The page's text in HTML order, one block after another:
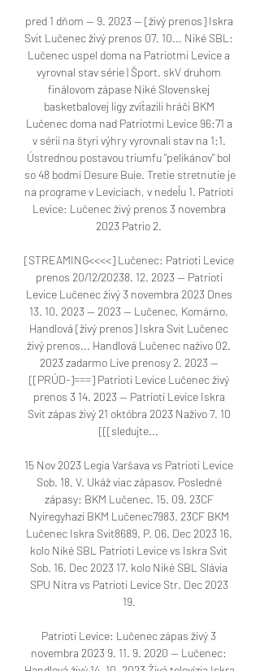
pred 1 dňom — 9. 2023 — [živý prenos] Iskra
Svit Lučenec živý prenos 07. 10... Niké SBL:
Lučenec uspel doma na Patriotmi Levice a
vyrovnal stav série | Šport. skV druhom
finálovom zápase Niké Slovenskej
basketbalovej ligy zvíťazili hráči BKM
Lučenec doma nad Patriotmi Levice 96:71 a
v sérii na štyri výhry vyrovnali stav na 1:1.
Ústrednou postavou triumfu "pelikánov" bol
so 48 bodmi Desure Buie. Tretie stretnutie je
na programe v Leviciach, v nedeľu 1. Patrioti
Levice: Lučenec živý prenos 3 novembra
2023 Patrio 2.
[STREAMING<<<<] Lučenec: Patrioti Levice
prenos 20/12/20238. 12. 2023 — Patrioti
Levice Lučenec živý 3 novembra 2023 Dnes
13. 10. 2023 — 2023 — Lučenec, Komárno,
Handlová [živý prenos] Iskra Svit Lučenec
živý prenos... Handlová Lučenec naživo 02.
2023 zadarmo Live prenosy 2. 2023 —
[[PRÚD-]===] Patrioti Levice Lučenec živý
prenos 3 14. 2023 — Patrioti Levice Iskra
Svit zápas živý 21 októbra 2023 Naživo 7. 10
[[[sledujte...
15 Nov 2023 Legia Varšava vs Patrioti Levice
Sob. 18. V. Ukáž viac zápasov. Posledné
zápasy: BKM Lučenec. 15. 09. 23CF
Nyiregyhazi BKM Lučenec7983. 23CF BKM
Lučenec Iskra Svit8689. P. 06. Dec 2023 16.
kolo Niké SBL Patrioti Levice vs Iskra Svit
Sob. 16. Dec 2023 17. kolo Niké SBL Slávia
SPU Nitra vs Patrioti Levice Str. Dec 2023
19.
Patrioti Levice: Lučenec zápas živý 3
novembra 2023 9. 11. 9. 2020 — Lučenec: